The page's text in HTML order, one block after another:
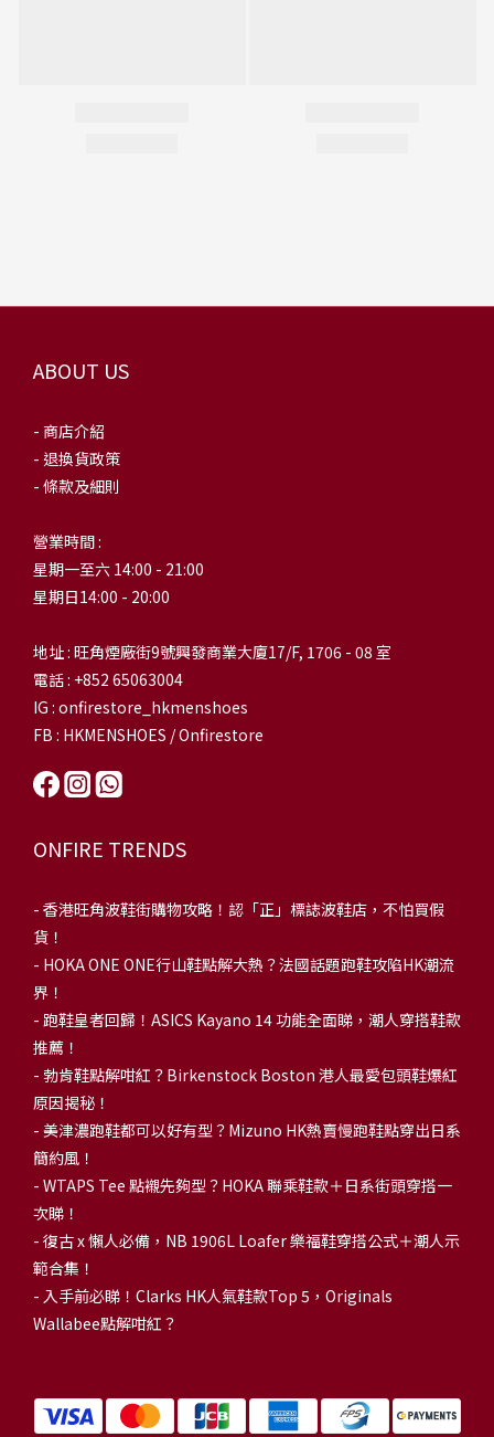
ABOUT US
- 商店介紹
- 退換貨政策
- 條款及細則
營業時間 :
星期一至六 14:00 - 21:00
星期日14:00 - 20:00
地址 : 旺角煙廠街9號興發商業大廈17/F, 1706 - 08 室
電話 : +852 65063004
IG : onfirestore_hkmenshoes
FB : HKMENSHOES / Onfirestore
ONFIRE TRENDS
- 香港旺角波鞋街購物攻略！認「正」標誌波鞋店，不怕買假
貨！
- HOKA ONE ONE行山鞋點解大熱？法國話題跑鞋攻陷HK潮流
界！
- 跑鞋皇者回歸！ASICS Kayano 14 功能全面睇，潮人穿搭鞋款
推薦！
- 勃肯鞋點解咁紅？Birkenstock Boston 港人最愛包頭鞋爆紅
原因揭秘！
- 美津濃跑鞋都可以好有型？Mizuno HK熱賣慢跑鞋點穿出日系
簡約風！
- WTAPS Tee 點襯先夠型？HOKA 聯乘鞋款＋日系街頭穿搭一
次睇！
- 復古 x 懶人必備，NB 1906L Loafer 樂福鞋穿搭公式＋潮人示
範合集！
- 入手前必睇！Clarks HK人氣鞋款Top 5，Originals
Wallabee點解咁紅？